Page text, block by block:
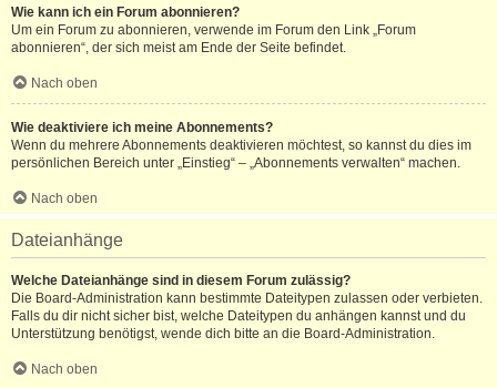
Wie kann ich ein Forum abonnieren?
Um ein Forum zu abonnieren, verwende im Forum den Link „Forum
abonnieren“, der sich meist am Ende der Seite befindet.
Nach oben
Wie deaktiviere ich meine Abonnements?
Wenn du mehrere Abonnements deaktivieren möchtest, so kannst du dies im
persönlichen Bereich unter „Einstieg“ – „Abonnements verwalten“ machen.
Nach oben
Dateianhänge
Welche Dateianhänge sind in diesem Forum zulässig?
Die Board-Administration kann bestimmte Dateitypen zulassen oder verbieten.
Falls du dir nicht sicher bist, welche Dateitypen du anhängen kannst und du
Unterstützung benötigst, wende dich bitte an die Board-Administration.
Nach oben